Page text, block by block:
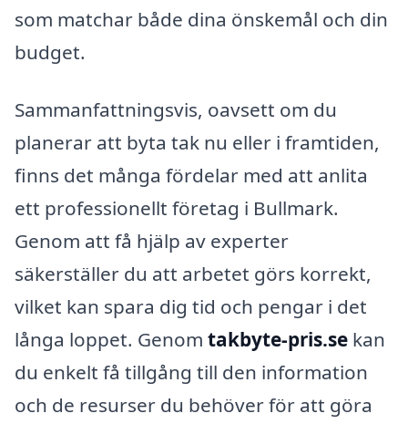
som matchar både dina önskemål och din
budget.
Sammanfattningsvis, oavsett om du
planerar att byta tak nu eller i framtiden,
finns det många fördelar med att anlita
ett professionellt företag i Bullmark.
Genom att få hjälp av experter
säkerställer du att arbetet görs korrekt,
vilket kan spara dig tid och pengar i det
långa loppet. Genom takbyte-pris.se kan
du enkelt få tillgång till den information
och de resurser du behöver för att göra